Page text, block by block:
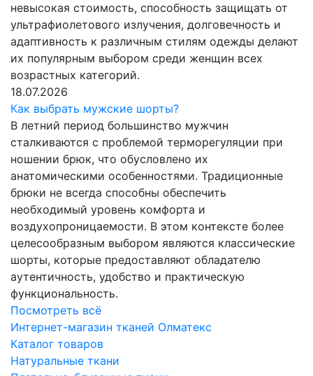
невысокая стоимость, способность защищать от
ультрафиолетового излучения, долговечность и
адаптивность к различным стилям одежды делают
их популярным выбором среди женщин всех
возрастных категорий.
18.07.2026
Как выбрать мужские шорты?
В летний период большинство мужчин
сталкиваются с проблемой терморегуляции при
ношении брюк, что обусловлено их
анатомическими особенностями. Традиционные
брюки не всегда способны обеспечить
необходимый уровень комфорта и
воздухопроницаемости. В этом контексте более
целесообразным выбором являются классические
шорты, которые предоставляют обладателю
аутентичность, удобство и практическую
функциональность.
Посмотреть всё
Интернет-магазин тканей Олматекс
Каталог товаров
Натуральные ткани